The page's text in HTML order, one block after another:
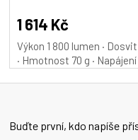
1 614 Kč
Výkon 1 800 lumen ·
· Hmotnost 70 g · Napájení
Buďte první, kdo napíše